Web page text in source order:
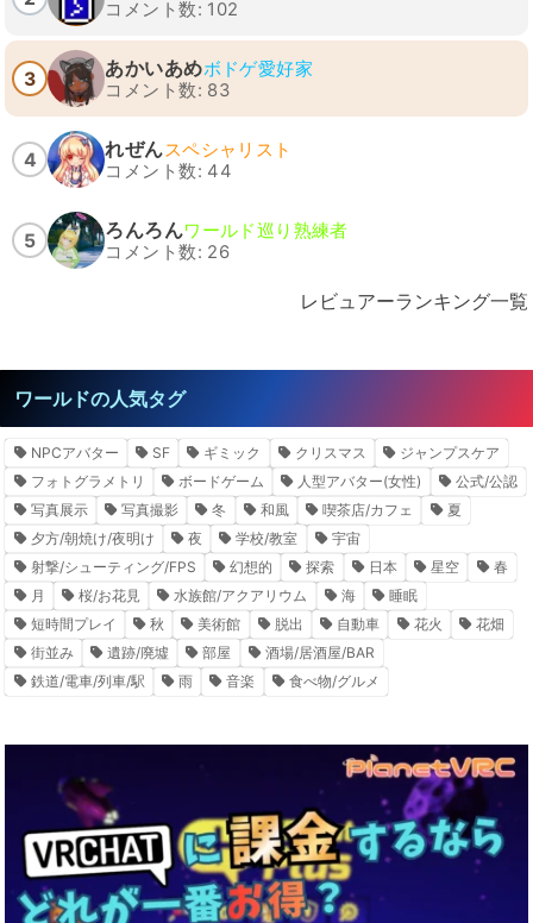
コメント数: 102
3 あかいあめボドゲ愛好家
コメント数: 83
4 れぜんスペシャリスト
コメント数: 44
5 ろんろんワールド巡り熟練者
コメント数: 26
レビュアーランキング一覧
ワールドの人気タグ
NPCアバター SF ギミック クリスマス
ジャンプスケア
フォトグラメトリ
ボードゲーム 人型アバター(女性)
公式/公認
写真展示
写真撮影 冬 和風 喫茶店/カフェ
夏
夕方/朝焼け/夜明け
夜 学校/教室
宇宙
射撃/シューティング/FPS
幻想的 探索 日本 星空
春
月
桜/お花見 水族館/アクアリウム 海
睡眠
短時間プレイ
秋 美術館 脱出 自動車 花火
花畑
街並み
遺跡/廃墟 部屋
酒場/居酒屋/BAR
鉄道/電車/列車/駅
雨 音楽 食べ物/グルメ